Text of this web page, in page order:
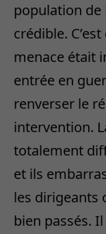
population de
crédible.
menace était
entrée en
renverser le
intervention.
totalement
et ils
les dirigeants
bien passés.